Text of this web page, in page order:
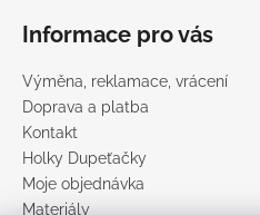
Informace pro vás
Výměna, reklamace, vrácení
Doprava a platba
Kontakt
Holky Dupeťačky
Moje objednávka
Materiály